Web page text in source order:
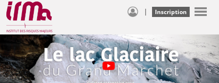
| Inscription